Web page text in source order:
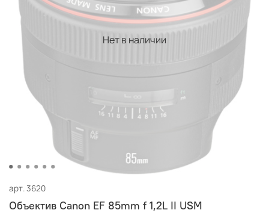
Нет в наличии
арт.3620
Объектив Canon EF 85mm f 1,2L II USM